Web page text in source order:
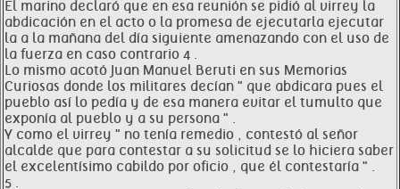
El marino declaró que en esa reunión se pidió al virrey la
abdicación en el acto o la promesa de ejecutarla ejecutar
la a la mañana del día siguiente amenazando con el uso de
la fuerza en caso contrario 4 .
Lo mismo acotó Juan Manuel Beruti en sus Memorias
Curiosas donde los militares decían " que abdicara pues el
pueblo así lo pedía y de esa manera evitar el tumulto que
exponía al pueblo y a su persona " .
Y como el virrey " no tenía remedio , contestó al señor
alcalde que para contestar a su solicitud se lo hiciera saber
el excelentísimo cabildo por oficio , que él contestaría " .
5 .